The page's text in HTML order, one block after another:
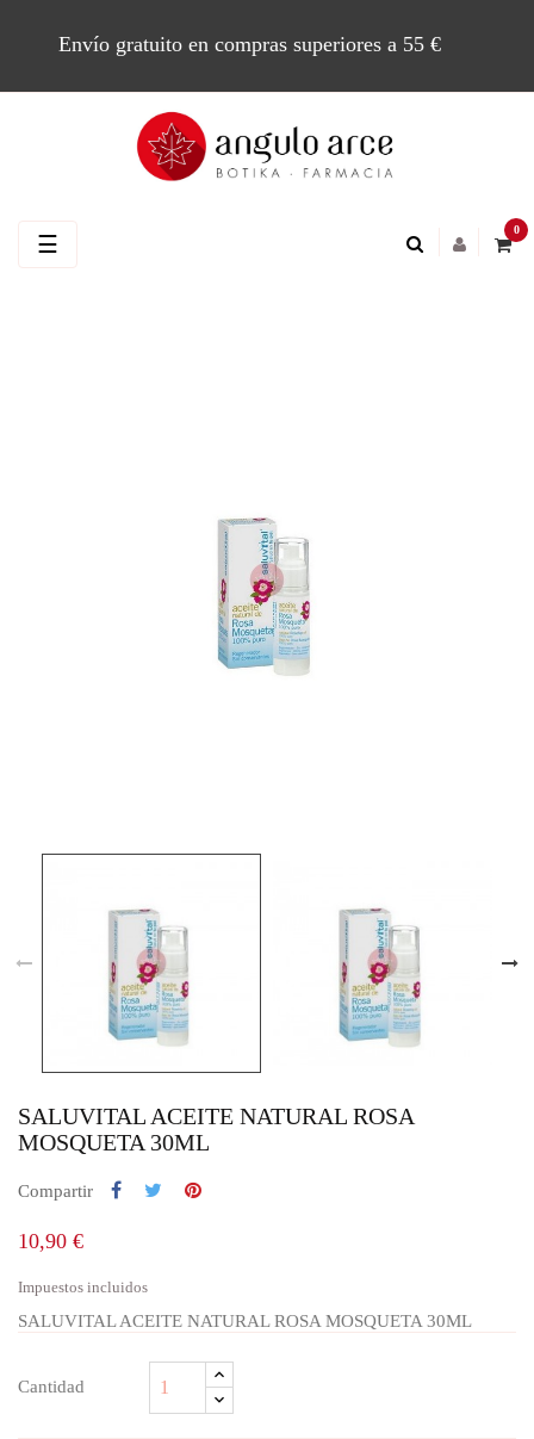
Envío gratuito en compras superiores a 55 €
0
Navegación
☰
SALUVITAL ACEITE NATURAL ROSA
MOSQUETA 30ML
Compartir
10,90 €
Impuestos incluidos
SALUVITAL ACEITE NATURAL ROSA MOSQUETA 30ML
Cantidad